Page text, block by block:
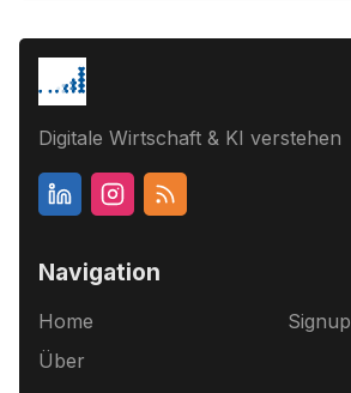
Digitale Wirtschaft & KI verstehen
Navigation
Home
Über
Signup